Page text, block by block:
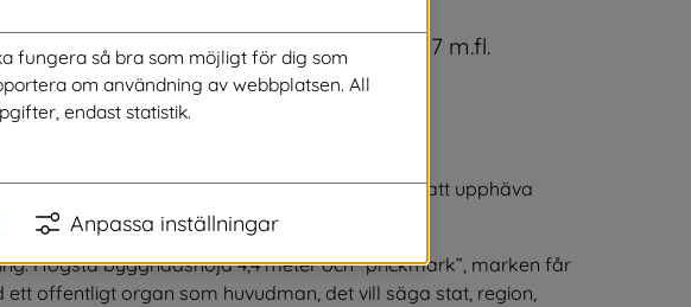
15-STY-3880, Håcksvik Yttre 1:7 m.fl.
gäller för fastigheten Håcksvik 1:38. Samt att upphäva
Högsta byggnadshöjd 4,4 meter och “prickmark”, marken får
offentligt organ som huvudman, det vill säga stat, region,
fungera så bra som möjligt för dig som
om användning av webbplatsen. All
endast statistik.
Anpassa inställningar